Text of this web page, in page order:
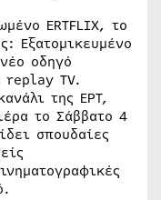
ERTFLIX, το
Εξατομικευμένο
οδηγό
replay TV.
της ΕΡΤ,
το Σάββατο 4
σπουδαίες